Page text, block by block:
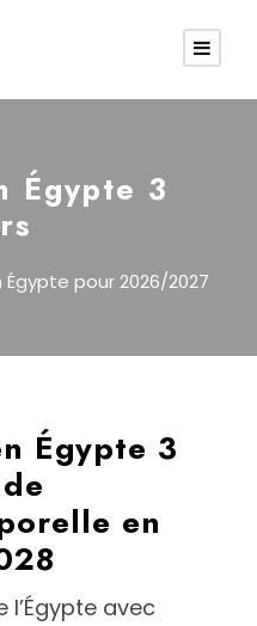
Égypte 3
pour 2026/2027
Égypte 3
en
avec